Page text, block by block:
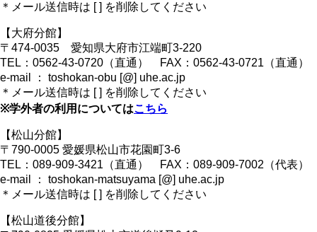
＊メール送信時は [ ] を削除してください
【大府分館】
〒474-0035 愛知県大府市江端町3-220
TEL：0562-43-0720（直通） FAX：0562-43-0721（直通）
e-mail ： toshokan-obu [@] uhe.ac.jp
＊メール送信時は [ ] を削除してください
※学外者の利用についてはこちら
【松山分館】
〒790-0005 愛媛県松山市花園町3-6
TEL：089-909-3421（直通） FAX：089-909-7002（代表）
e-mail ： toshokan-matsuyama [@] uhe.ac.jp
＊メール送信時は [ ] を削除してください
【松山道後分館】